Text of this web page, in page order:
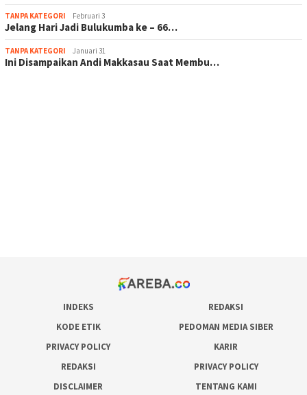
TANPA KATEGORI Februari 3
Jelang Hari Jadi Bulukumba ke – 66…
TANPA KATEGORI Januari 31
Ini Disampaikan Andi Makkasau Saat Membu…
INDEKS
REDAKSI
KODE ETIK
PEDOMAN MEDIA SIBER
PRIVACY POLICY
KARIR
REDAKSI
PRIVACY POLICY
DISCLAIMER
TENTANG KAMI